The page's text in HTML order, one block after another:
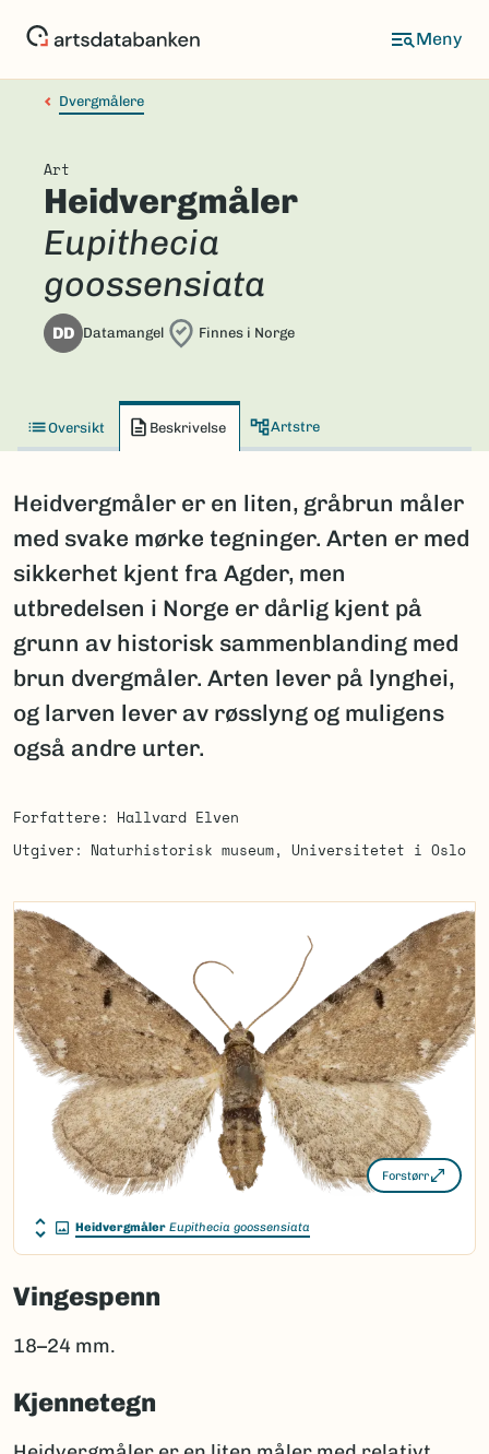
Dvergmålere
Art
Heidvergmåler
Eupithecia
goossensiata
DD Datamangel Finnes i Norge
Oversikt Beskrivelse Artstre
Heidvergmåler er en liten, gråbrun måler
med svake mørke tegninger. Arten er med
sikkerhet kjent fra Agder, men
utbredelsen i Norge er dårlig kjent på
grunn av historisk sammenblanding med
brun dvergmåler. Arten lever på lynghei,
og larven lever av røsslyng og muligens
også andre urter.
Forfattere
Hallvard Elven
Utgiver
Naturhistorisk museum, Universitetet i Oslo
Forstørr
Heidvergmåler Eupithecia goossensiata
Vingespenn
18–24 mm.
Kjennetegn